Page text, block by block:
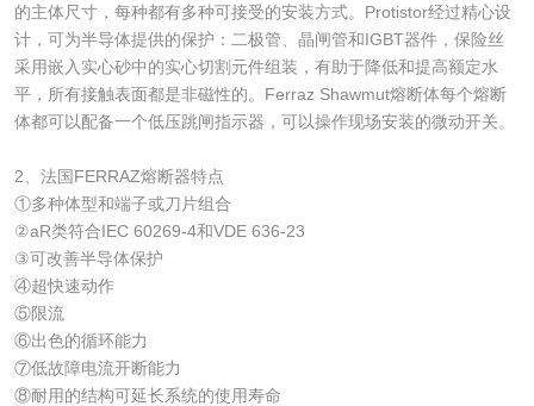
的主体尺寸，每种都有多种可接受的安装方式。Protistor经过精心设
计，可为半导体提供的保护：二极管、晶闸管和IGBT器件，保险丝
采用嵌入实心砂中的实心切割元件组装，有助于降低和提高额定水
平，所有接触表面都是非磁性的。Ferraz Shawmut熔断体每个熔断
体都可以配备一个低压跳闸指示器，可以操作现场安装的微动开关。
2、法国FERRAZ熔断器特点
①多种体型和端子或刀片组合
②aR类符合IEC 60269-4和VDE 636-23
③可改善半导体保护
④超快速动作
⑤限流
⑥出色的循环能力
⑦低故障电流开断能力
⑧耐用的结构可延长系统的使用寿命